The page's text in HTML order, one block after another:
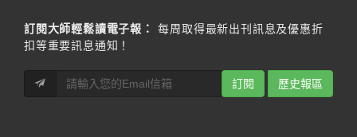
訂閱大師輕鬆讀電子報：
每周取得最新出刊訊息及優惠折
扣等重要訊息通知！
訂閱 歷史報區